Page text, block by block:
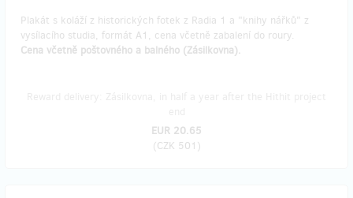
Plakát s koláží z historických fotek z Radia 1 a "knihy nářků" z
vysílacího studia, formát A1, cena včetně zabalení do roury.
Cena včetně poštovného a balného (Zásilkovna).
EUR 20.65
(CZK 501 )